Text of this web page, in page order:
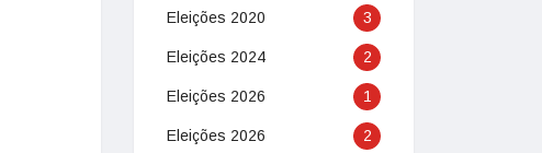
Eleições 2020 3
Eleições 2024 2
Eleições 2026 1
Eleições 2026 2